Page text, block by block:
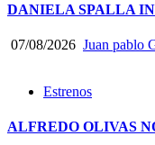
DANIELA SPALLA
07/08/2026 Juan pablo
Estrenos
ALFREDO OLIVAS